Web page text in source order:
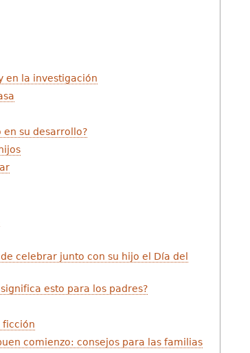
en la investigación
en su desarrollo?
celebrar junto con su hijo el Día del
esto para los padres?
ficción
comienzo: consejos para las familias